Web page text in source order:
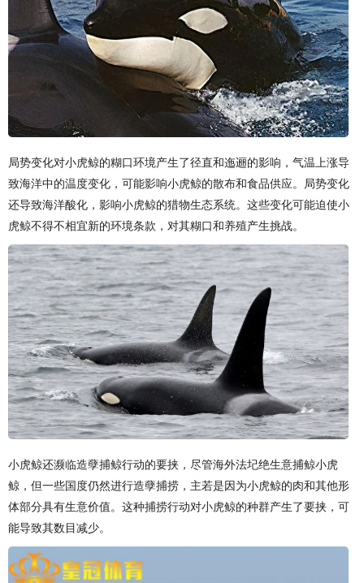
局势变化对小虎鲸的糊口环境产生了径直和迤逦的影响，气温上涨导
致海洋中的温度变化，可能影响小虎鲸的散布和食品供应。局势变化
还导致海洋酸化，影响小虎鲸的猎物生态系统。这些变化可能迫使小
虎鲸不得不相宜新的环境条款，对其糊口和养殖产生挑战。
小虎鲸还濒临造孽捕鲸行动的要挟，尽管海外法圮绝生意捕鲸小虎
鲸，但一些国度仍然进行造孽捕捞，主若是因为小虎鲸的肉和其他形
体部分具有生意价值。这种捕捞行动对小虎鲸的种群产生了要挟，可
能导致其数目减少。